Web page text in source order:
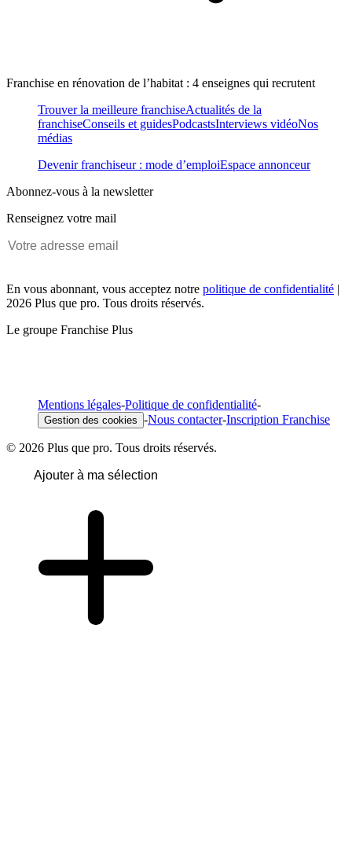
Franchise en rénovation de l’habitat : 4 enseignes qui recrutent
Trouver la meilleure franchiseActualités de la
franchiseConseils et guidesPodcastsInterviews vidéoNos
médias
Devenir franchiseur : mode d’emploiEspace annonceur
Abonnez-vous à la newsletter
Renseignez votre mail
En vous abonnant, vous acceptez notre politique de confidentialité |
2026 Plus que pro. Tous droits réservés.
Le groupe Franchise Plus
Mentions légales-Politique de confidentialité-
Gestion des cookies -Nous contacter-Inscription Franchise
© 2026 Plus que pro. Tous droits réservés.
Ajouter à ma sélection